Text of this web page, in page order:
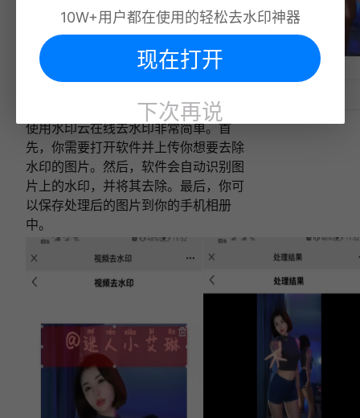
使用水印云在线去水印非常简单。首
先，你需要打开软件并上传你想要去除
水印的图片。然后，软件会自动识别图
片上的水印，并将其去除。最后，你可
以保存处理后的图片到你的手机相册
中。
相关文章:
图片免费去水印的手机软件？水印云在线去水印
10W+用户都在使用的轻松去水印神器
现在打开
下次再说